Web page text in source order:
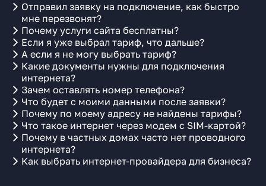
Отправил заявку на подключение, как быстро
мне перезвонят?
Почему услуги сайта бесплатны?
Если я уже выбрал тариф, что дальше?
А если я не могу выбрать тариф?
Какие документы нужны для подключения
интернета?
Зачем оставлять номер телефона?
Что будет с моими данными после заявки?
Почему по моему адресу не найдены тарифы?
Что такое интернет через модем с SIM-картой?
Почему в частных домах часто нет проводного
интернета?
Как выбрать интернет-провайдера для бизнеса?